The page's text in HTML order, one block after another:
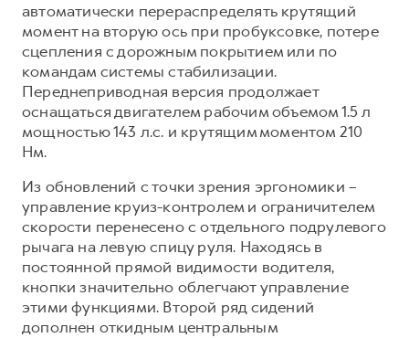
автоматически перераспределять крутящий
момент на вторую ось при пробуксовке, потере
сцепления с дорожным покрытием или по
командам системы стабилизации.
Переднеприводная версия продолжает
оснащаться двигателем рабочим объемом 1.5 л
мощностью 143 л.с. и крутящим моментом 210
Нм.
Из обновлений с точки зрения эргономики –
управление круиз-контролем и ограничителем
скорости перенесено с отдельного подрулевого
рычага на левую спицу руля. Находясь в
постоянной прямой видимости водителя,
кнопки значительно облегчают управление
этими функциями. Второй ряд сидений
дополнен откидным центральным